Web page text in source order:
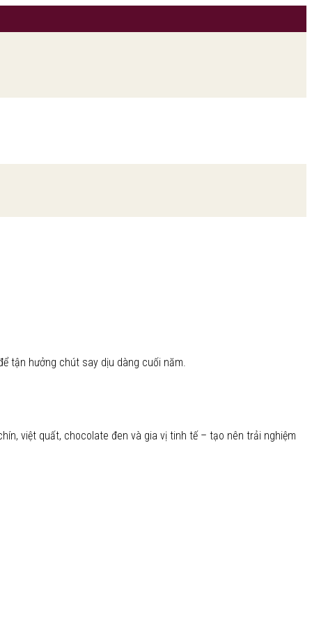
tận hưởng chút say dịu dàng cuối năm.
việt quất, chocolate đen và gia vị tinh tế – tạo nên trải nghiệm